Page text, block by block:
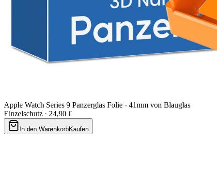
Apple Watch Series 9 Panzerglas Folie - 41mm von Blauglas
Einzelschutz · 24,90 €
In den WarenkorbKaufen